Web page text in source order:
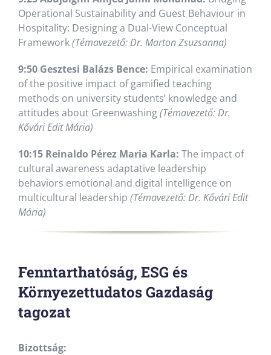
Operational Sustainability and Guest Behaviour in
Hospitality: Designing a Dual-View Conceptual
Framework(Témavezető: Dr. Marton Zsuzsanna)
9:50 Gesztesi Balázs Bence: Empirical examination
of the positive impact of gamified teaching
methods on university students’ knowledge and
attitudes about Greenwashing(Témavezető: Dr.
Kővári Edit Mária)
10:15 Reinaldo Pérez Maria Karla: The impact of
cultural awareness adaptative leadership
behaviors emotional and digital intelligence on
multicultural leadership (Témavezető: Dr. Kővári Edit
Mária)
Fenntarthatóság, ESG és
Környezettudatos Gazdaság
tagozat
Bizottság: